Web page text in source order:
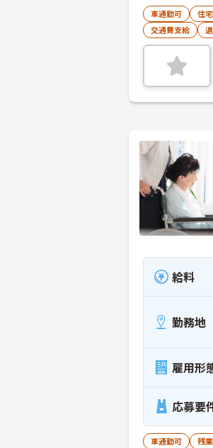
車通勤可 住
交通費支給
給料
勤務地
雇用形
応募要
車通勤可 残